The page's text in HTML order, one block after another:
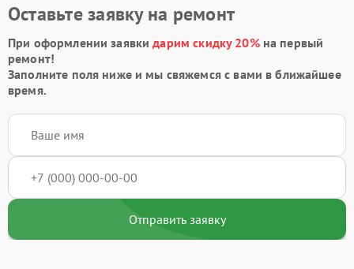
Оставьте заявку на ремонт
При оформлении заявкидарим скидку 20%на первый
ремонт!
Заполните поля ниже и мы свяжемся с вами в ближайшее
время.
Отправить заявку